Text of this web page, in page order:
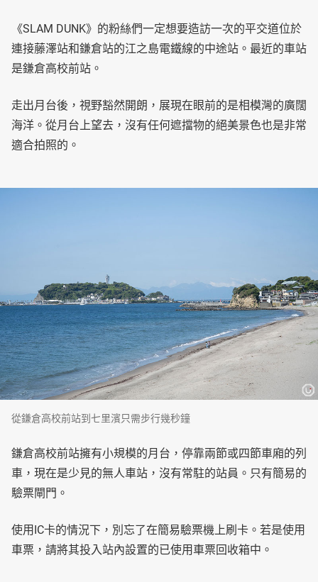
《SLAM DUNK》的粉絲們一定想要造訪一次的平交道位於
連接藤澤站和鎌倉站的江之島電鐵線的中途站。最近的車站
是鎌倉高校前站。
走出月台後，視野豁然開朗，展現在眼前的是相模灣的廣闊
海洋。從月台上望去，沒有任何遮擋物的絕美景色也是非常
適合拍照的。
從鎌倉高校前站到七里濱只需步行幾秒鐘
鎌倉高校前站擁有小規模的月台，停靠兩節或四節車廂的列
車，現在是少見的無人車站，沒有常駐的站員。只有簡易的
驗票閘門。
使用IC卡的情況下，別忘了在簡易驗票機上刷卡。若是使用
車票，請將其投入站內設置的已使用車票回收箱中。